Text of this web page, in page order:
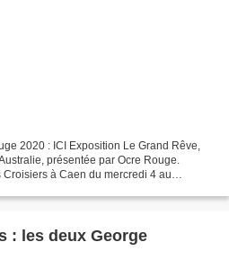
2020 : ICI Exposition Le Grand Rêve,
présentée par Ocre Rouge.
à Caen du mercredi 4 au
: les deux George